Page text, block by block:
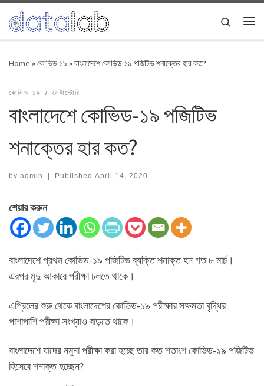
Skip to content
Search
Home »কোভিড-১৯ »বাংলাদেশে কোভিড-১৯ পজিটিভ শনাক্তের হার কত?
কোভিড-১৯ ডেটাস্টোরি
বাংলাদেশে কোভিড-১৯ পজিটিভ
শনাক্তের হার কত?
by admin | Published April 14, 2020
শেয়ার করুন
বাংলাদেশে প্রথম কোভিড-১৯ পজিটিভ ব্যক্তি শনাক্ত হন গত ৮ মার্চ।
এরপর মৃদু আকারে পরীক্ষা চলতে থাকে।
এপ্রিলের শুরু থেকে বাংলাদেশের কোভিড-১৯ পরীক্ষার সক্ষমতা বৃদ্ধির
পাশাপাশি পরীক্ষা সংখ্যাও বাড়তে থাকে।
বাংলাদেশে যাদের নমুনা পরীক্ষা করা হচ্ছে তার কত শতাংশ কোভিড-১৯ পজিটিভ
হিসেবে শনাক্ত হচ্ছেন?